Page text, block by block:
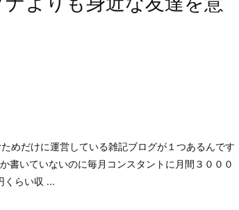
めだけに運営している雑記ブログが１つあるんです
書いていないのに毎月コンスタントに月間３０００
くらい収 ...